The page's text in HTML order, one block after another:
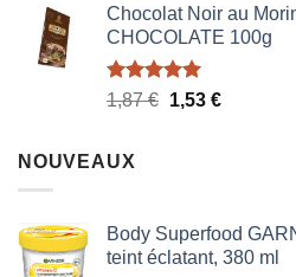
Chocolat Noir au
CHOCOLATE 100g
Note5.00
1,87€ Le
1,53 €Le
NOUVEAUX
Body Superfood
teint éclatant, 380 ml